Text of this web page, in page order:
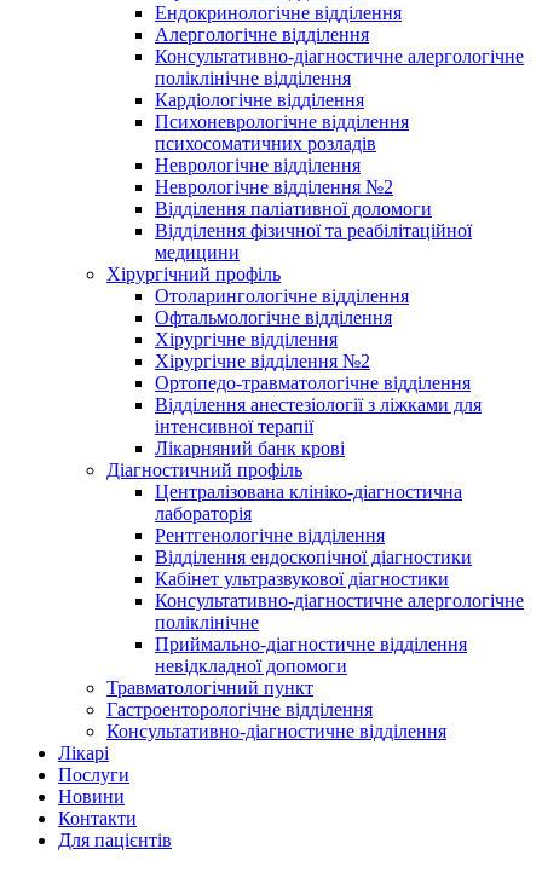
Ендокринологічне відділення
Алергологічне відділення
Консультативно-діагностичне алергологічне
поліклінічне відділення
Кардіологічне відділення
Психоневрологічне відділення
психосоматичних розладів
Неврологічне відділення
Неврологічне відділення №2
Відділення паліативної доломоги
Відділення фізичної та реабілітаційної
медицини
Хірургічний профіль
Отоларингологічне відділення
Офтальмологічне відділення
Хірургічне відділення
Хірургічне відділення №2
Ортопедо-травматологічне відділення
Відділення анестезіології з ліжками для
інтенсивної терапії
Лікарняний банк крові
Діагностичний профіль
Централізована клініко-діагностична
лабораторія
Рентгенологічне відділення
Відділення ендоскопічної діагностики
Кабінет ультразвукової діагностики
Консультативно-діагностичне алергологічне
поліклінічне
Приймально-діагностичне відділення
невідкладної допомоги
Травматологічний пункт
Гастроенторологічне відділення
Консультативно-діагностичне відділення
Лікарі
Послуги
Новини
Контакти
Для пацієнтів